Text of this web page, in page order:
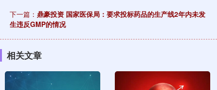
下一篇： 鼎豪投资 国家医保局：要求投标药品的生产线2年内未发
生违反GMP的情况
相关文章